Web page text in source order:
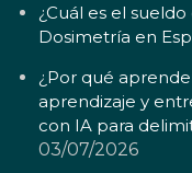
¿Cuál es el
Dosimetría en
¿Por qué
aprendizaje y
con IA para
03/07/2026